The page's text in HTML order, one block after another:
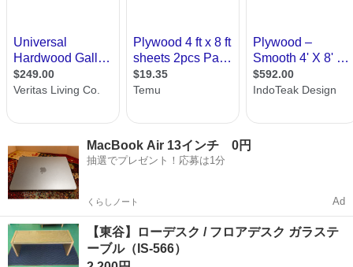
MacBook Air 13インチ 0円
抽選でプレゼント！応募は1分
くらしノート Ad
【東谷】ローデスク / フロアデスク ガラステ
ーブル（IS-566）